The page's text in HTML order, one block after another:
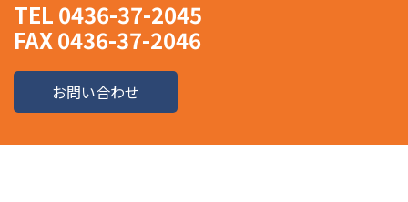
TEL 0436-37-2045
FAX 0436-37-2046
お問い合わせ